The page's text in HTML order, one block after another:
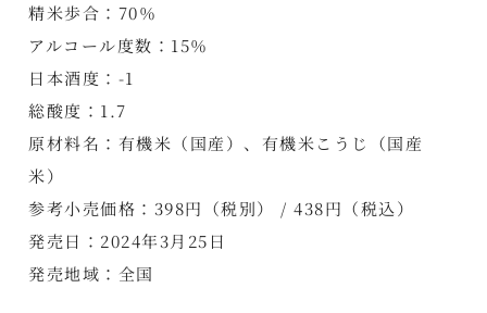
精米歩合：70％
アルコール度数：15％
日本酒度：-1
総酸度：1.7
原材料名：有機米（国産）、有機米こうじ（国産
米）
参考小売価格：398円（税別） / 438円（税込）
発売日：2024年3月25日
発売地域：全国